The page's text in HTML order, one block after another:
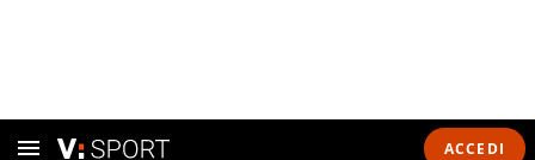
ACCEDI